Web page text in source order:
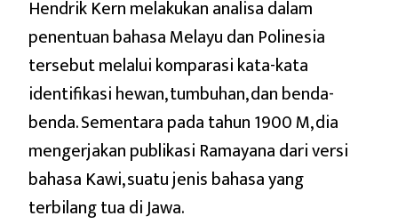
Hendrik Kern melakukan analisa dalam
penentuan bahasa Melayu dan Polinesia
tersebut melalui komparasi kata-kata
identifikasi hewan, tumbuhan, dan benda-
benda. Sementara pada tahun 1900 M, dia
mengerjakan publikasi Ramayana dari versi
bahasa Kawi, suatu jenis bahasa yang
terbilang tua di Jawa.